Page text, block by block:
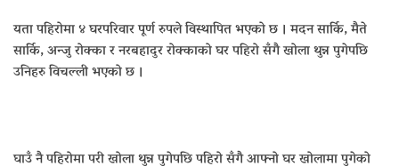
यता पहिरोमा ४ घरपरिवार पूर्ण रुपले विस्थापित भएको छ । मदन सार्कि, मैते
सार्कि, अन्जु रोक्का र नरबहादुर रोक्काको घर पहिरो सँगै खोला थुन्न पुगेपछि
उनिहरु विचल्ली भएको छ ।
घाउँ नै पहिरोमा परी खोला थुन्न पुगेपछि पहिरो सँगै आफ्नो घर खोलामा पुगेको